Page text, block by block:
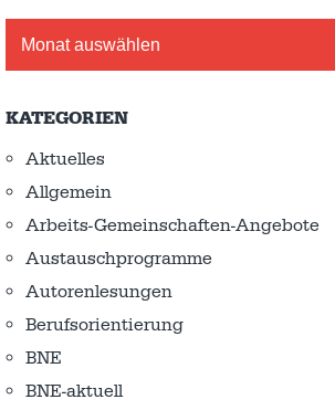
KATEGORIEN
Aktuelles
Allgemein
Arbeits-Gemeinschaften-Angebote
Austausch­programme
Autorenlesungen
Berufsorientierung
BNE
BNE-aktuell